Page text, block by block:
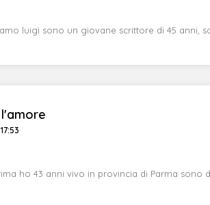
luigi sono un giovane scrittore di 45 anni,
ho 43 anni vivo in provincia di Parma sono